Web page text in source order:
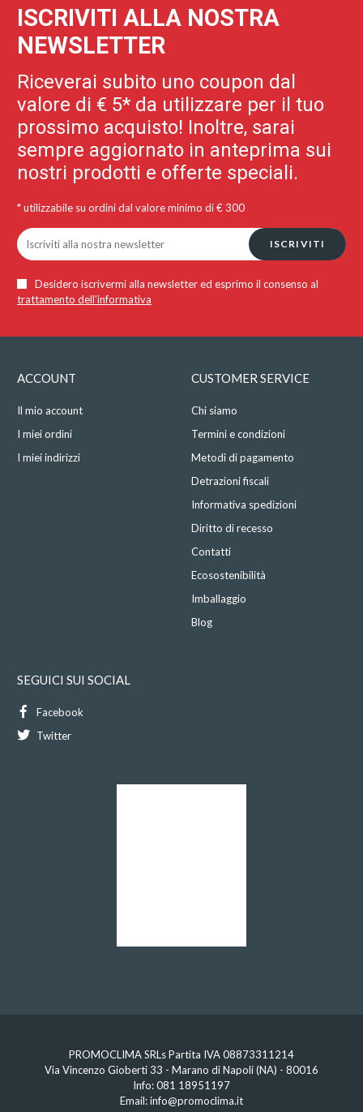
ISCRIVITI ALLA NOSTRA
NEWSLETTER
Riceverai subito uno coupon dal
valore di € 5* da utilizzare per il tuo
prossimo acquisto! Inoltre, sarai
sempre aggiornato in anteprima sui
nostri prodotti e offerte speciali.
* utilizzabile su ordini dal valore minimo di € 300
ISCRIVITI
Desidero iscrivermi alla newsletter ed esprimo il consenso al
trattamento dell'informativa
ACCOUNT
Il mio account
I miei ordini
I miei indirizzi
CUSTOMER SERVICE
Chi siamo
Termini e condizioni
Metodi di pagamento
Detrazioni fiscali
Informativa spedizioni
Diritto di recesso
Contatti
Ecosostenibilità
Imballaggio
Blog
SEGUICI SUI SOCIAL
Facebook
Twitter
PROMOCLIMA SRLs Partita IVA 08873311214
Via Vincenzo Gioberti 33 - Marano di Napoli (NA) - 80016
Info:081 18951197
Email:info@promoclima.it